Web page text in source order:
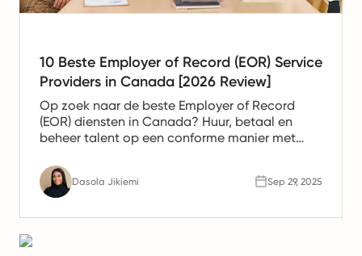
10 Beste Employer of Record (EOR) Service
Providers in Canada [2026 Review]
Op zoek naar de beste Employer of Record
(EOR) diensten in Canada? Huur, betaal en
beheer talent op een conforme manier met
vandaag nog de oplossingen.
Dasola Jikiemi Sep 29, 2025